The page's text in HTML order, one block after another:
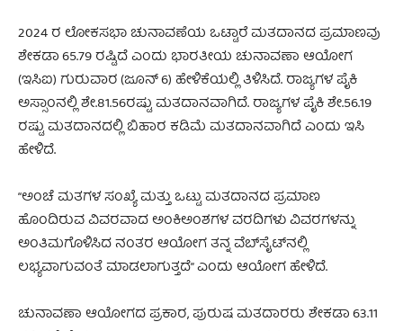
2024 ರ ಲೋಕಸಭಾ ಚುನಾವಣೆಯ ಒಟ್ಟಾರೆ ಮತದಾನದ ಪ್ರಮಾಣವು
ಶೇಕಡಾ 65.79 ರಷ್ಟಿದೆ ಎಂದು ಭಾರತೀಯ ಚುನಾವಣಾ ಆಯೋಗ
(ಇಸಿಐ) ಗುರುವಾರ (ಜೂನ್ 6) ಹೇಳಿಕೆಯಲ್ಲಿ ತಿಳಿಸಿದೆ. ರಾಜ್ಯಗಳ ಪೈಕಿ
ಅಸ್ಸಾಂನಲ್ಲಿ ಶೇ.81.56ರಷ್ಟು ಮತದಾನವಾಗಿದೆ. ರಾಜ್ಯಗಳ ಪೈಕಿ ಶೇ.56.19
ರಷ್ಟು ಮತದಾನದಲ್ಲಿ ಬಿಹಾರ ಕಡಿಮೆ ಮತದಾನವಾಗಿದೆ ಎಂದು ಇಸಿ
ಹೇಳಿದೆ.
“ಅಂಚೆ ಮತಗಳ ಸಂಖ್ಯೆ ಮತ್ತು ಒಟ್ಟು ಮತದಾನದ ಪ್ರಮಾಣ
ಹೊಂದಿರುವ ವಿವರವಾದ ಅಂಕಿಅಂಶಗಳ ವರದಿಗಳು ವಿವರಗಳನ್ನು
ಅಂತಿಮಗೊಳಿಸಿದ ನಂತರ ಆಯೋಗ ತನ್ನ ವೆಬ್‌ಸೈಟ್‌ನಲ್ಲಿ
ಲಭ್ಯವಾಗುವಂತೆ ಮಾಡಲಾಗುತ್ತದೆ” ಎಂದು ಆಯೋಗ ಹೇಳಿದೆ.
ಚುನಾವಣಾ ಆಯೋಗದ ಪ್ರಕಾರ, ಪುರುಷ ಮತದಾರರು ಶೇಕಡಾ 63.11